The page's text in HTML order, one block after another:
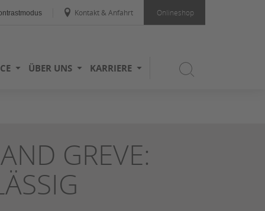
Kontakt & Anfahrt Onlineshop
ÜBER UNS KARRIERE
GREVE: